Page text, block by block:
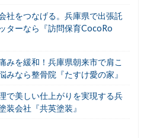
社をつなげる。兵庫県で出張託
ターなら『訪問保育CocoRo
みを緩和！兵庫県朝来市で肩こ
みなら整骨院『たすけ愛の家』
で美しい仕上がりを実現する兵
装会社『共英塗装』